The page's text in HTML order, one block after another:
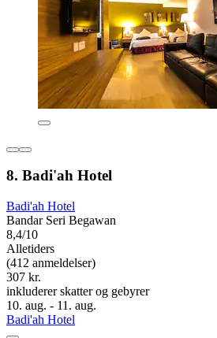
8. Badi'ah Hotel
Badi'ah Hotel
Bandar Seri Begawan
8,4/10
Alletiders
(412 anmeldelser)
307 kr.
inkluderer skatter og gebyrer
10. aug. - 11. aug.
Badi'ah Hotel